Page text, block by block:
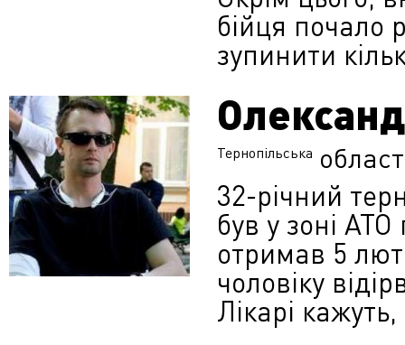
бійця почало
зупинити
Тернопільська
32-річний
був у зоні
отримав 5
чоловіку
Лікарі